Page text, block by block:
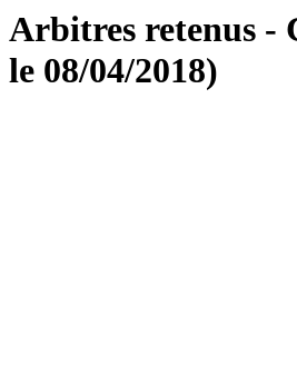
Arbitres retenus -
le 08/04/2018)